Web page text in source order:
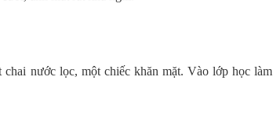
nước lọc, một chiếc khăn mặt. Vào lớp học làm